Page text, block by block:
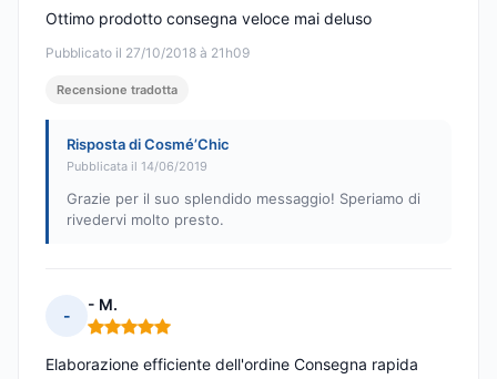
Pubblicato il 27/10/2018 à 21h09
Ottimo prodotto consegna veloce mai deluso
Recensione tradotta
Risposta di Cosmé’Chic
Pubblicata il 14/06/2019
Grazie per il suo splendido messaggio! Speriamo di
rivedervi molto presto.
-
- M.
Nota: 5 su 5
Elaborazione efficiente dell'ordine Consegna rapida